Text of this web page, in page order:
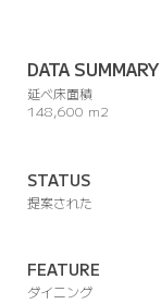
DATA SUMMARY
延べ床面積
148,600 m2
STATUS
提案された
FEATURE
ダイニング